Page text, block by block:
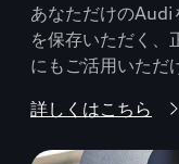
あなただけのAudi
を保存いただく、
にもご活用いただ
詳しくはこちら